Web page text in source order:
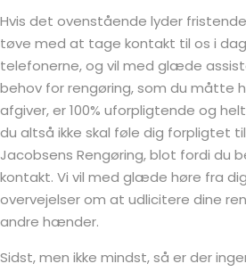
Hvis det ovenstående lyder
tøve med at tage kontakt til os i
telefonerne, og vil med glæde
behov for rengøring, som du måtte
afgiver, er 100% uforpligtende og
du altså ikke skal føle dig forpligtet
Jacobsens Rengøring, blot fordi du
kontakt. Vi vil med glæde høre fra
overvejelser om at udlicitere dine
andre hænder.
Sidst, men ikke mindst, så er der